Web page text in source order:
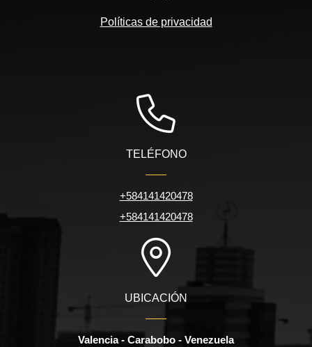
Políticas de privacidad
TELÉFONO
+584141420478
+584141420478
UBICACIÓN
Valencia - Carabobo - Venezuela